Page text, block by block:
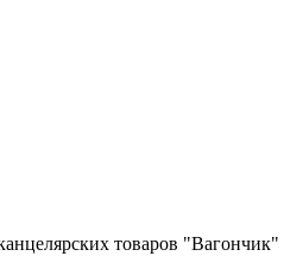
товаров "Вагончик"